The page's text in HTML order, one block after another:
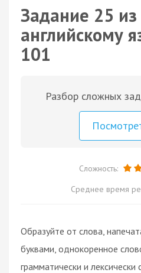
Задание 25 из
английскому
101
Разбор сложных
Сложность:
Среднее время
Образуйте от слова,
буквами, однокоренное
грамматически и лексически